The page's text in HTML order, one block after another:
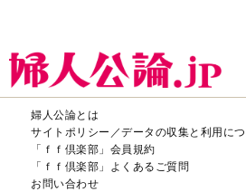
婦人公論とは
サイトポリシー／データの収集と利用に
「ｆｆ倶楽部」会員規約
「ｆｆ倶楽部」よくあるご質問
お問い合わせ